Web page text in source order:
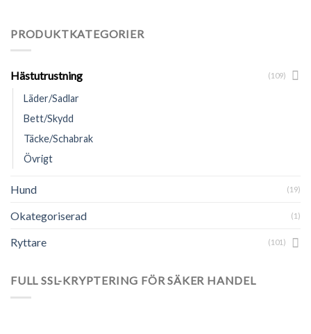
PRODUKTKATEGORIER
Hästutrustning (109)
Läder/Sadlar
Bett/Skydd
Täcke/Schabrak
Övrigt
Hund (19)
Okategoriserad (1)
Ryttare (101)
FULL SSL-KRYPTERING FÖR SÄKER HANDEL